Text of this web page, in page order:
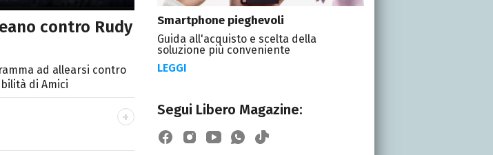
contro Rudy
ad allearsi contro
di Amici
Smartphone pieghevoli
Guida all'acquisto e scelta della
soluzione più conveniente
LEGGI
Segui Libero Magazine: